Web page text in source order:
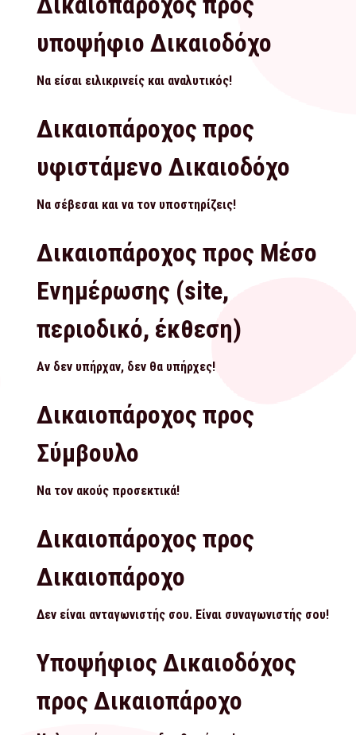
υποψήφιο Δικαιοδόχο
Να είσαι ειλικρινείς και αναλυτικός!
Δικαιοπάροχος προς
υφιστάμενο Δικαιοδόχο
Να σέβεσαι και να τον υποστηρίζεις!
Δικαιοπάροχος προς Μέσο
Ενημέρωσης (site,
περιοδικό, έκθεση)
Αν δεν υπήρχαν, δεν θα υπήρχες!
Δικαιοπάροχος προς
Σύμβουλο
Να τον ακούς προσεκτικά!
Δικαιοπάροχος προς
Δικαιοπάροχο
Δεν είναι ανταγωνιστής σου. Είναι συναγωνιστής σου!
Υποψήφιος Δικαιοδόχος
προς Δικαιοπάροχο